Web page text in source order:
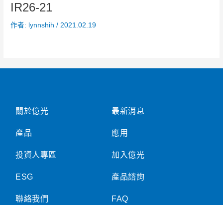
IR26-21
作者: lynnshih/ 2021.02.19
關於億光
產品
投資人專區
ESG
聯絡我們
最新消息
應用
加入億光
產品諮詢
FAQ